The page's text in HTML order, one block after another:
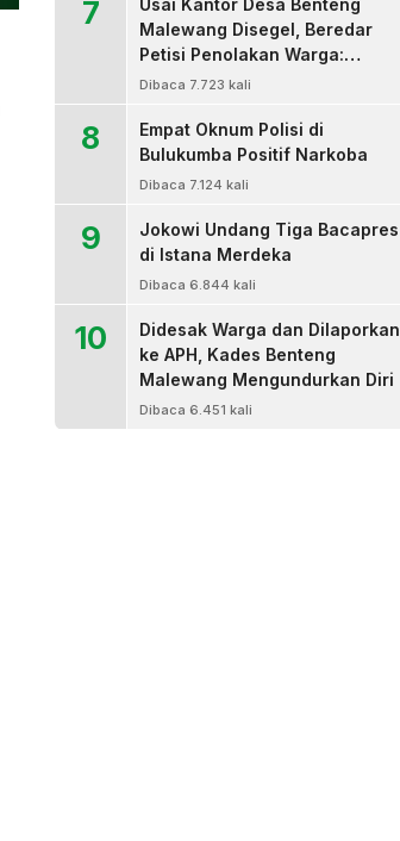
7
Usai Kantor Desa Benteng
Malewang Disegel, Beredar
Petisi Penolakan Warga:
Sekretaris Hingga BPD Turut
Dibaca 7.723 kali
8
Empat Oknum Polisi di
Bulukumba Positif Narkoba
Dibaca 7.124 kali
9
Jokowi Undang Tiga Bacapres
di Istana Merdeka
Dibaca 6.844 kali
10
Didesak Warga dan Dilaporkan
ke APH, Kades Benteng
Malewang Mengundurkan Diri
Dibaca 6.451 kali